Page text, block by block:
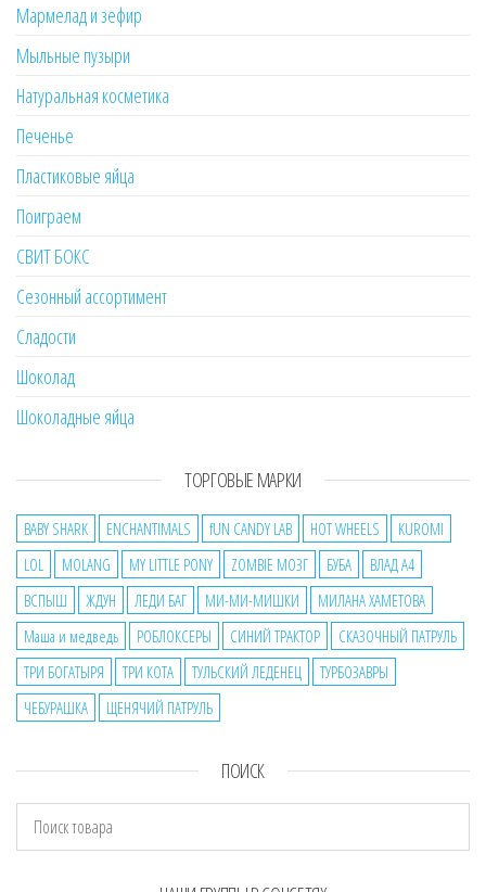
Мармелад и зефир
Мыльные пузыри
Натуральная косметика
Печенье
Пластиковые яйца
Поиграем
СВИТ БОКС
Сезонный ассортимент
Сладости
Шоколад
Шоколадные яйца
ТОРГОВЫЕ МАРКИ
BABY SHARK ENCHANTIMALS fUN CANDY LAB HOT WHEELS
KUROMI
LOL
MOLANG MY LITTLE PONY ZOMBIE МОЗГ БУБА
ВЛАД А4
ВСПЫШ
ЖДУН ЛЕДИ БАГ МИ-МИ-МИШКИ
МИЛАНА ХАМЕТОВА
Маша и медведь
РОБЛОКСЕРЫ СИНИЙ ТРАКТОР
СКАЗОЧНЫЙ ПАТРУЛЬ
ТРИ БОГАТЫРЯ
ТРИ КОТА ТУЛЬСКИЙ ЛЕДЕНЕЦ
ТУРБОЗАВРЫ
ЧЕБУРАШКА
ЩЕНЯЧИЙ ПАТРУЛЬ
ПОИСК